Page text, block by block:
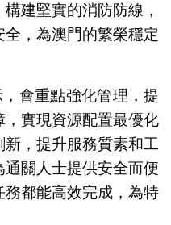
建堅實的消防防線，
，為澳門的繁榮穩定
會重點強化管理，提
實現資源配置最優化
，提升服務質素和工
關人士提供安全而便
都能高效完成，為特